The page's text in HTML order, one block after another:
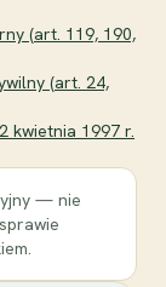
(art. 119, 190,
(art. 24,
kwietnia 1997 r.
— nie